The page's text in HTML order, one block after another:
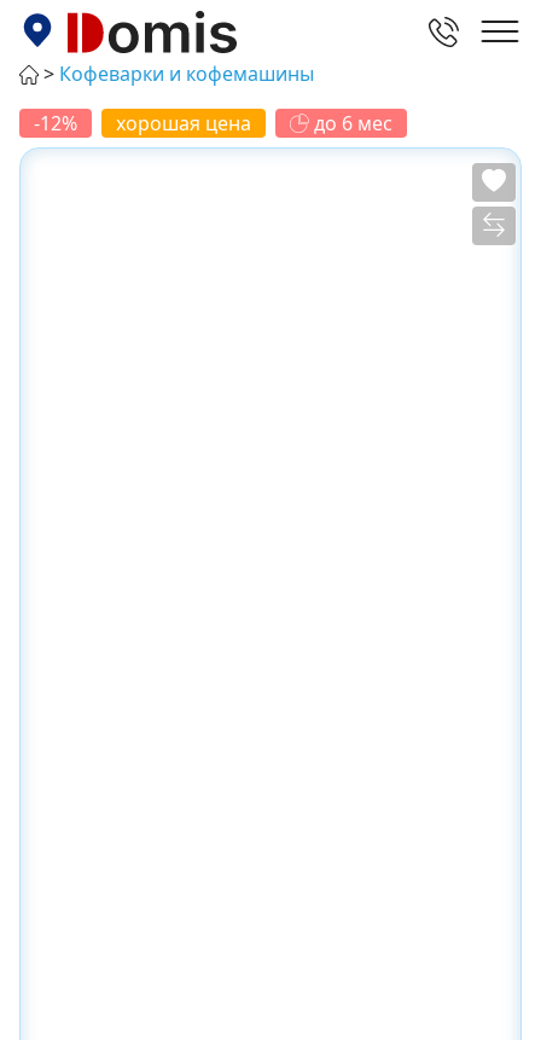
Кофеварки и кофемашины
-12%
хорошая цена до 6 мес